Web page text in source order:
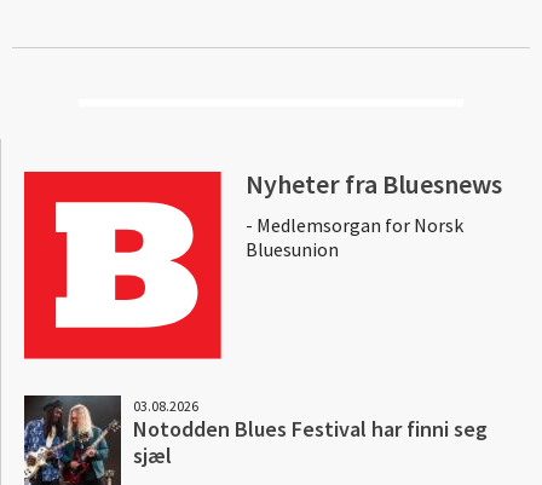
Nyheter fra Bluesnews
- Medlemsorgan for Norsk
Bluesunion
03.08.2026
Notodden Blues Festival har finni seg
sjæl